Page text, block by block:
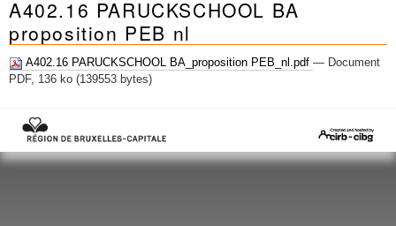
Mots-clés
Renseignements urbanistiques
A402.16 PARUCKSCHOOL BA
proposition PEB nl
A402.16 PARUCKSCHOOL BA_proposition PEB_nl.pdf — Document
PDF, 136 ko (139553 bytes)